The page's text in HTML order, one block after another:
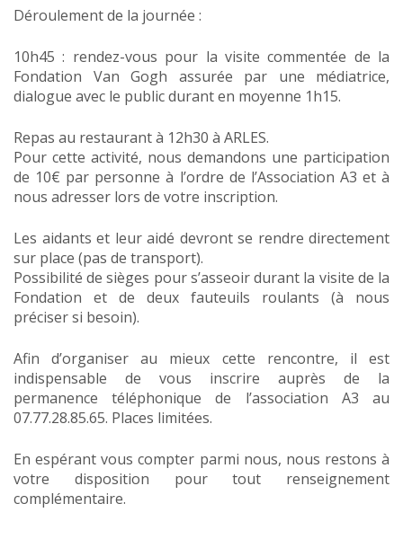
Déroulement de la journée :
10h45 : rendez-vous pour la visite commentée de la
Fondation Van Gogh assurée par une médiatrice,
dialogue avec le public durant en moyenne 1h15.
Repas au restaurant à 12h30 à ARLES.
Pour cette activité, nous demandons une participation
de 10€ par personne à l’ordre de l’Association A3 et à
nous adresser lors de votre inscription.
Les aidants et leur aidé devront se rendre directement
sur place (pas de transport).
Possibilité de sièges pour s’asseoir durant la visite de la
Fondation et de deux fauteuils roulants (à nous
préciser si besoin).
Afin d’organiser au mieux cette rencontre, il est
indispensable de vous inscrire auprès de la
permanence téléphonique de l’association A3 au
07.77.28.85.65. Places limitées.
En espérant vous compter parmi nous, nous restons à
votre disposition pour tout renseignement
complémentaire.